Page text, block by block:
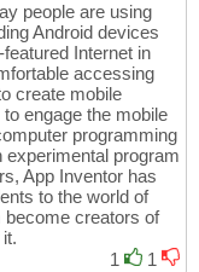
people are using
Android devices
Internet in
accessing
create mobile
engage the mobile
programming
experimental program
App Inventor has
to the world of
become creators of
1
1